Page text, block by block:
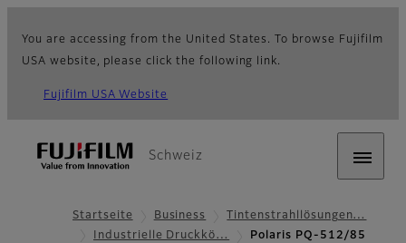
You are accessing from the United States. To browse Fujifilm
USA website, please click the following link.
Fujifilm USA Website
Schweiz
Startseite Business
Tintenstrahllösungen…
Industrielle Druckkö…
Polaris PQ-512/85